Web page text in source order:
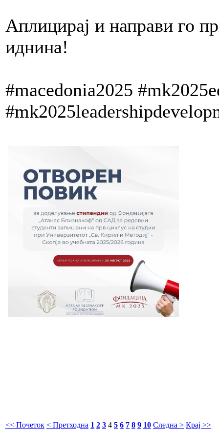
Аплицирај и направи го
иднина!
#macedonia2025
<< Почеток < Претходна 1 2 3 4 5 6 7 8 9 10 Следна > Крај >>